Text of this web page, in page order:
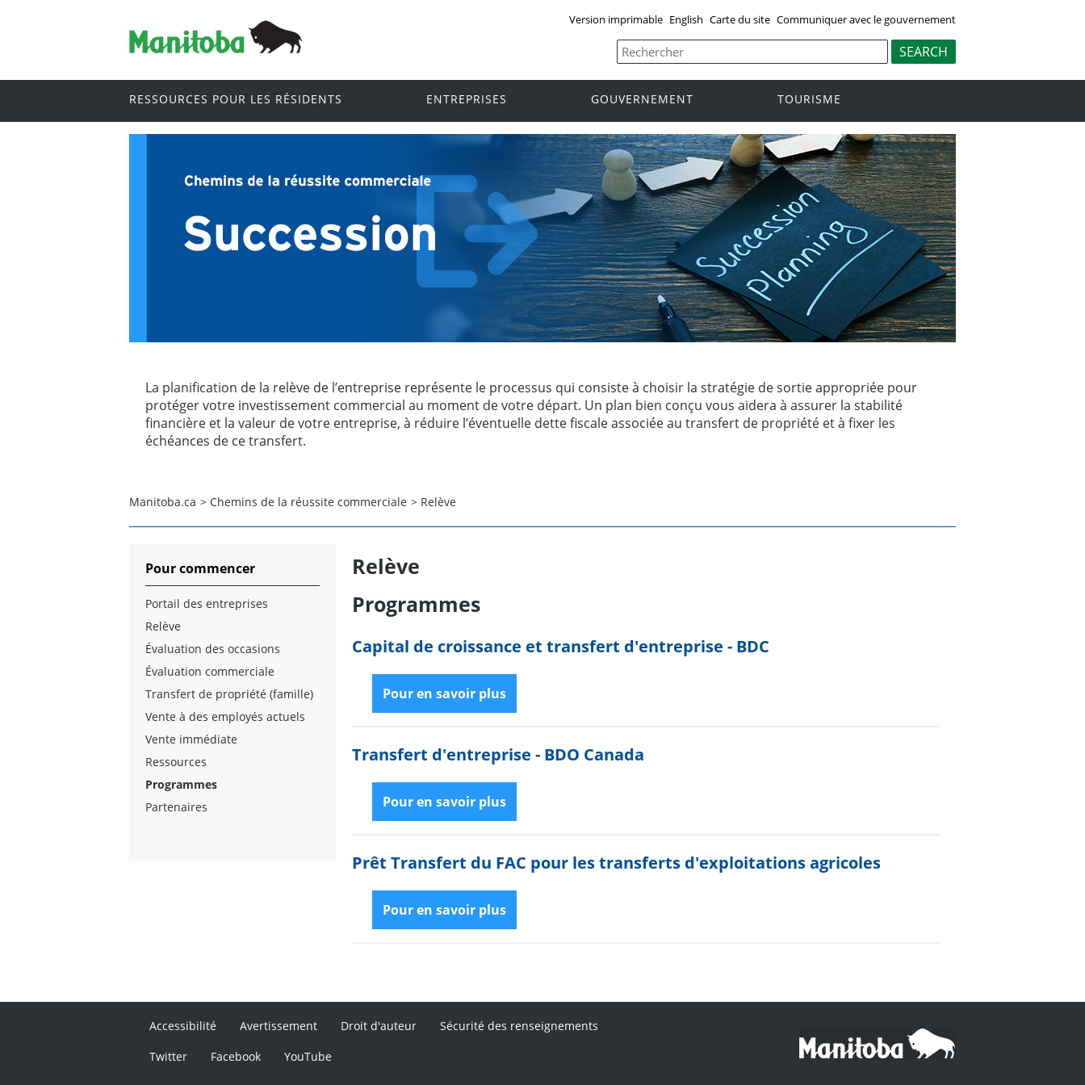
Version imprimable English Carte du site Communiquer avec le gouvernement
RESSOURCES POUR LES RÉSIDENTS ENTREPRISES GOUVERNEMENT TOURISME
La planification de la relève de l’entreprise représente le processus qui consiste à choisir la stratégie de sortie appropriée pour
protéger votre investissement commercial au moment de votre départ. Un plan bien conçu vous aidera à assurer la stabilité
financière et la valeur de votre entreprise, à réduire l’éventuelle dette fiscale associée au transfert de propriété et à fixer les
échéances de ce transfert.
Manitoba.ca > Chemins de la réussite commerciale > Relève
Relève
Programmes
Capital de croissance et transfert d'entreprise - BDC
Pour en savoir plus
Transfert d'entreprise - BDO Canada
Pour en savoir plus
Prêt Transfert du FAC pour les transferts d'exploitations agricoles
Pour en savoir plus
Pour commencer
Portail des entreprises
Relève
Évaluation des occasions
Évaluation commerciale
Transfert de propriété (famille)
Vente à des employés actuels
Vente immédiate
Ressources
Programmes
Partenaires
Accessibilité Avertissement Droit d'auteur
Sécurité des renseignements
Twitter
Facebook YouTube